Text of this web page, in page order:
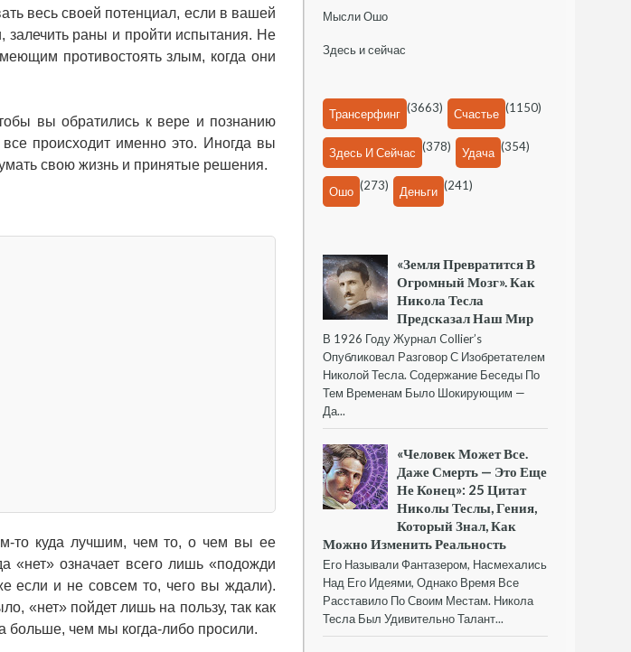
весь своей потенциал, если в вашей
залечить раны и пройти испытания. Не
противостоять злым, когда они
вы обратились к вере и познанию
происходит именно это. Иногда вы
свою жизнь и принятые решения.
то куда лучшим, чем то, о чем вы ее
«нет» означает всего лишь «подожди
если и не совсем то, чего вы ждали).
«нет» пойдет лишь на пользу, так как
больше, чем мы когда-либо просили.
Мысли Ошо
Здесь и сейчас
Трансерфинг (3663) Счастье (1150)
Здесь И Сейчас (378) Удача (354)
Ошо (273) Деньги (241)
«Земля Превратится В
Огромный Мозг». Как
Никола Тесла
Предсказал Наш Мир
В 1926 Году Журнал Collier’s
Опубликовал Разговор С Изобретателем
Николой Тесла. Содержание Беседы По
Тем Временам Было Шокирующим —
Да...
«Человек Может Все.
Даже Смерть — Это Еще
Не Конец»: 25 Цитат
Николы Теслы, Гения,
Который Знал, Как
Можно Изменить Реальность
Его Называли Фантазером, Насмехались
Над Его Идеями, Однако Время Все
Расставило По Своим Местам. Никола
Тесла Был Удивительно Талант...